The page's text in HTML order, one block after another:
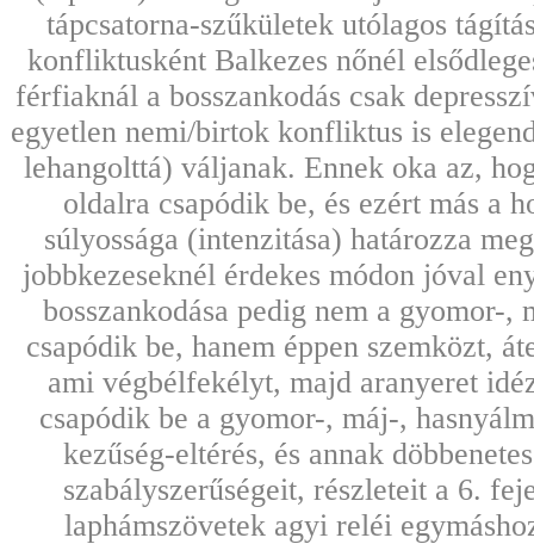
tápcsatorna-szűkületek utólagos
konfliktusként Balkezes nőnél
férfiaknál a bosszankodás csak
egyetlen nemi/birtok konfliktus is
lehangolttá) váljanak. Ennek oka az,
oldalra csapódik be, és ezért más a
súlyossága (intenzitása) határozza
jobbkezeseknél érdekes módon jóval
bosszankodása pedig nem a gyomor-
csapódik be, hanem éppen szemközt,
ami végbélfekélyt, majd aranyeret
csapódik be a gyomor-, máj-,
kezűség-eltérés, és annak
szabályszerűségeit, részleteit a 6.
laphámszövetek agyi reléi